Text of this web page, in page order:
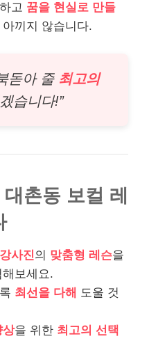
고 꿈을 현실로 만들
아끼지 않습니다.
돋아 줄 최고의
습니다!”
촌동 보컬 레
사진의 맞춤형 레슨을
보세요.
최선을 다해 도울 것
상을 위한 최고의 선택